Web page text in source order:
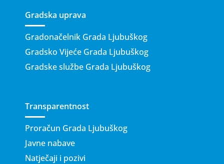
Gradska uprava
Gradonačelnik Grada Ljubuškog
Gradsko Vijeće Grada Ljubuškog
Gradske službe Grada Ljubuškog
Transparentnost
Proračun Grada Ljubuškog
Javne nabave
Natječaji i pozivi